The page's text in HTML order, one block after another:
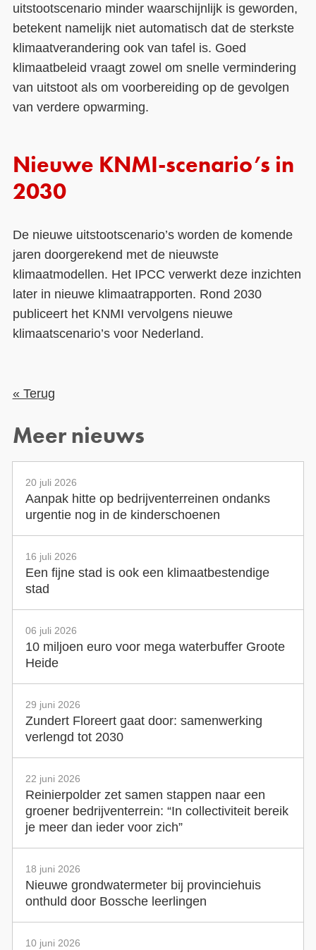
uitstootscenario minder waarschijnlijk is geworden,
betekent namelijk niet automatisch dat de sterkste
klimaatverandering ook van tafel is. Goed
klimaatbeleid vraagt zowel om snelle vermindering
van uitstoot als om voorbereiding op de gevolgen
van verdere opwarming.
Nieuwe KNMI-scenario’s in
2030
De nieuwe uitstootscenario’s worden de komende
jaren doorgerekend met de nieuwste
klimaatmodellen. Het IPCC verwerkt deze inzichten
later in nieuwe klimaatrapporten. Rond 2030
publiceert het KNMI vervolgens nieuwe
klimaatscenario’s voor Nederland.
« Terug
Meer nieuws
20 juli 2026
Aanpak hitte op bedrijventerreinen ondanks
urgentie nog in de kinderschoenen
16 juli 2026
Een fijne stad is ook een klimaatbestendige
stad
06 juli 2026
10 miljoen euro voor mega waterbuffer Groote
Heide
29 juni 2026
Zundert Floreert gaat door: samenwerking
verlengd tot 2030
22 juni 2026
Reinierpolder zet samen stappen naar een
groener bedrijventerrein: “In collectiviteit bereik
je meer dan ieder voor zich”
18 juni 2026
Nieuwe grondwatermeter bij provinciehuis
onthuld door Bossche leerlingen
10 juni 2026